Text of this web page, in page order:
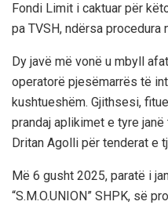
Fondi Limit i caktuar për
pa TVSH, ndërsa procedura
Dy javë më vonë u mbyll
operatorë pjesëmarrës të
kushtueshëm. Gjithsesi,
prandaj aplikimet e tyre
Dritan Agolli për tenderat e
Më 6 gusht 2025, paratë i
“S.M.O.UNION” SHPK, së